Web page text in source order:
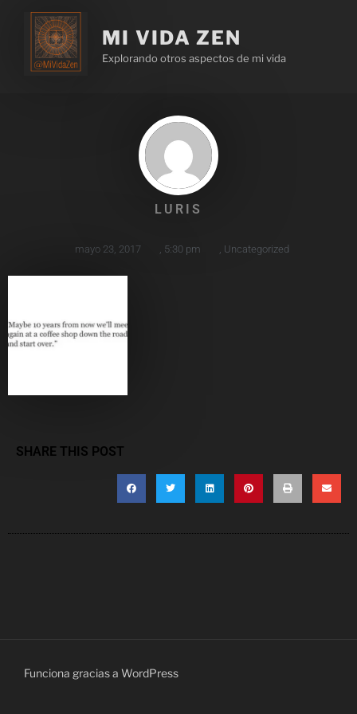
MI VIDA ZEN
Explorando otros aspectos de mi vida
LURIS
mayo 23, 2017 5:30 pm Uncategorized
SHARE THIS POST
Funciona gracias a WordPress